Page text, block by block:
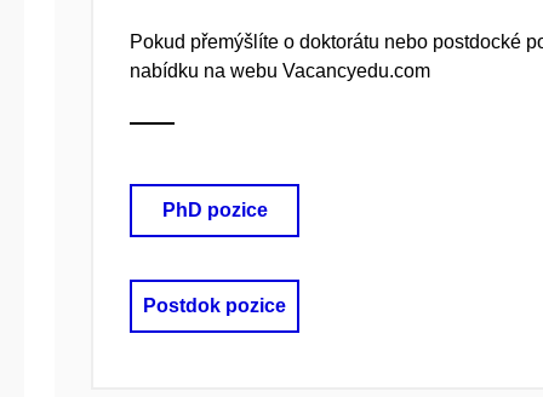
Pokud přemýšlíte o doktorátu nebo postdocké
nabídku na webu Vacancyedu.com
PhD pozice
Postdok pozice